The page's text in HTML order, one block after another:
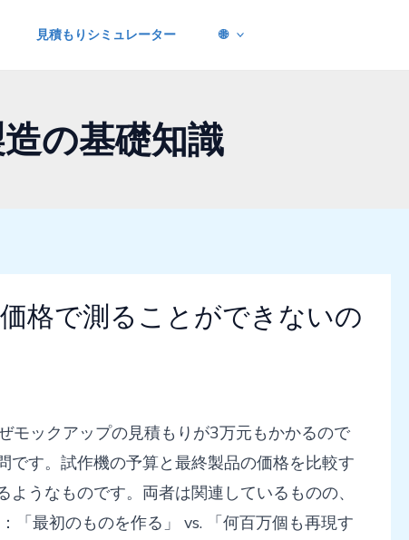
見積もりシミュレーター 🌐
の基礎知識
格で測ることができないの
モックアップの見積もりが3万元もかかるので
す。試作機の予算と最終製品の価格を比較す
うなものです。両者は関連しているものの、
「最初のものを作る」 vs. 「何百万個も再現す